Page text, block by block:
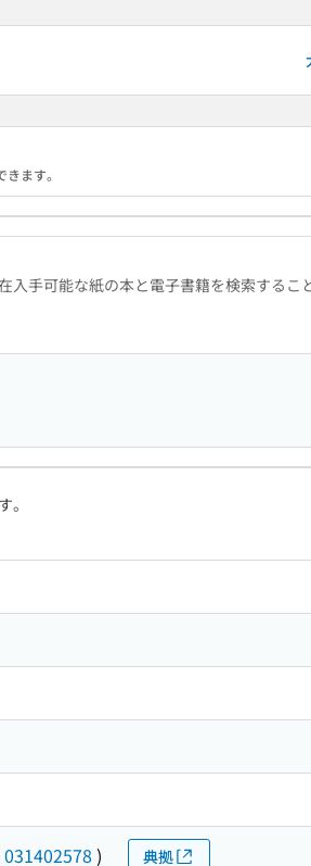
ます。
手可能な紙の本と電子書籍を検索するこ
031402578 ) 典拠